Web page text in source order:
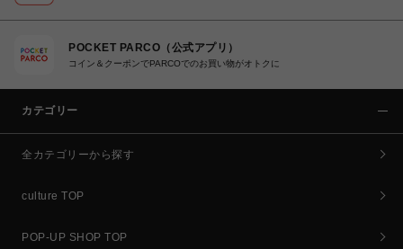
POCKET PARCO（公式アプリ）
コイン＆クーポンでPARCOでのお買い物がオトクに
カテゴリー
全カテゴリーから探す
culture TOP
POP-UP SHOP TOP